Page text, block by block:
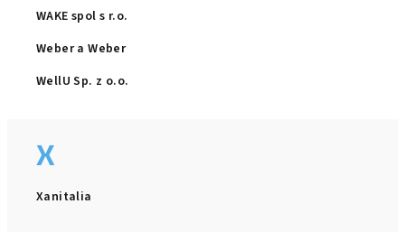
WAKE spol s r.o.
Weber a Weber
WellU Sp. z o.o.
X
Xanitalia